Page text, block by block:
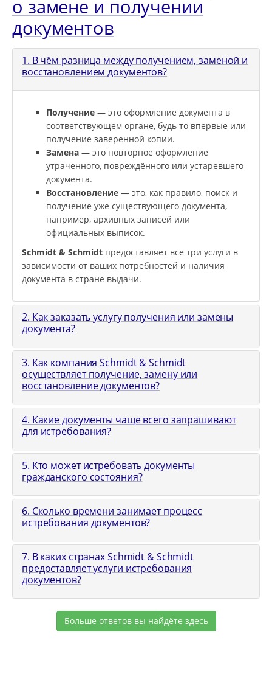
о замене и получении
документов
1. В чём разница между получением, заменой и
восстановлением документов?
Получение — это оформление документа в
соответствующем органе, будь то впервые или
получение заверенной копии.
Замена — это повторное оформление
утраченного, повреждённого или устаревшего
документа.
Восстановление — это, как правило, поиск и
получение уже существующего документа,
например, архивных записей или
официальных выписок.
Schmidt & Schmidt предоставляет все три услуги в
зависимости от ваших потребностей и наличия
документа в стране выдачи.
2. Как заказать услугу получения или замены
документа?
3. Как компания Schmidt & Schmidt
осуществляет получение, замену или
восстановление документов?
4. Какие документы чаще всего запрашивают
для истребования?
5. Кто может истребовать документы
гражданского состояния?
6. Сколько времени занимает процесс
истребования документов?
7. В каких странах Schmidt & Schmidt
предоставляет услуги истребования
документов?
Больше ответов вы найдёте здесь